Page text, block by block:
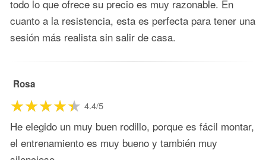
todo lo que ofrece su precio es muy razonable. En
cuanto a la resistencia, esta es perfecta para tener una
sesión más realista sin salir de casa.
Rosa
4.4/5
He elegido un muy buen rodillo, porque es fácil montar,
el entrenamiento es muy bueno y también muy